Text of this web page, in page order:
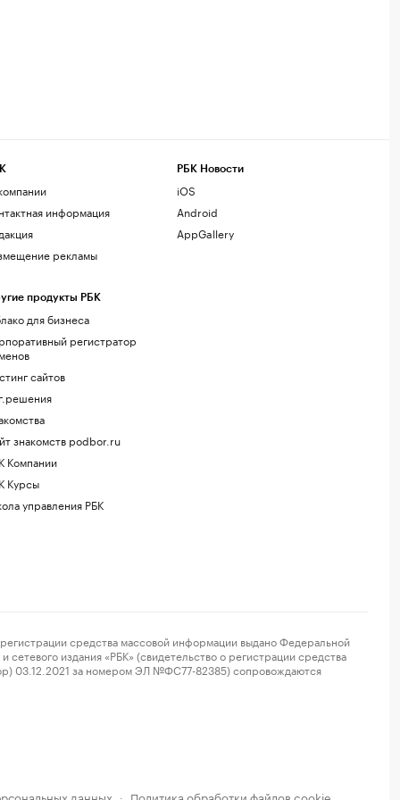
информация
рекламы
продукты РБК
для бизнеса
регистратор
сайтов
знакомств podbor.ru
Компании
Курсы
управления РБК
РБК Новости
iOS
Android
AppGallery
средства массовой информации выдано Федеральной
издания «РБК» (свидетельство о регистрации средства
03.12.2021 за номером ЭЛ №ФС77-82385) сопровождаются
данных Политика обработки файлов cookie